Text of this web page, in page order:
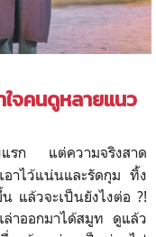
จคนดูหลายแนว
แรก แต่ความจริงสาด
อาไว้แน่นและรัดกุม ทิ้ง
แล้วจะเป็นยังไงต่อ ?!
ล่าออกมาได้สมูท ดูแล้ว